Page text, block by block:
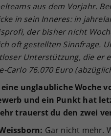
aus dem Vorjahr.
in sein Inneres: in
der bisher nicht
oft gestellten Sinnfrage.
Unterstützung, die er
Carlo 76.070 Euro
eine unglaubliche Woche
und ein Punkt hat
trauerst du den zwei
Gar nicht mehr.